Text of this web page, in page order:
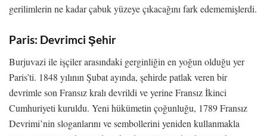
gerilimlerin ne kadar çabuk yüzeye çıkacağını fark edememişlerdi.
Paris: Devrimci Şehir
Burjuvazi ile işçiler arasındaki gerginliğin en yoğun olduğu yer
Paris’ti. 1848 yılının Şubat ayında, şehirde patlak veren bir
devrimle son Fransız kralı devrildi ve yerine Fransız İkinci
Cumhuriyeti kuruldu. Yeni hükümetin çoğunluğu, 1789 Fransız
Devrimi’nin sloganlarını ve sembollerini yeniden kullanmakla